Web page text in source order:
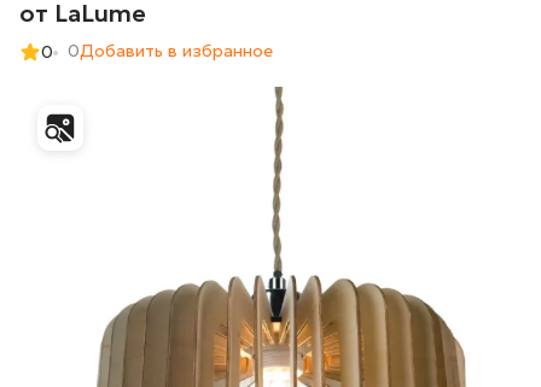
от LaLume
0 0Добавить в избранное